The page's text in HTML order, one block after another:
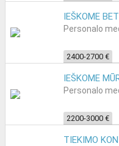
IEŠKOME
Personalo
2400-2700 €
IEŠKOME
Personalo
2200-3000 €
TIEKIMO